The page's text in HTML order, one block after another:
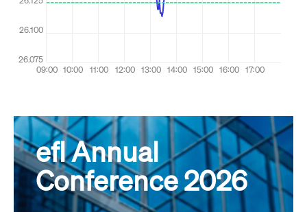
efl Annual
Conference 2026